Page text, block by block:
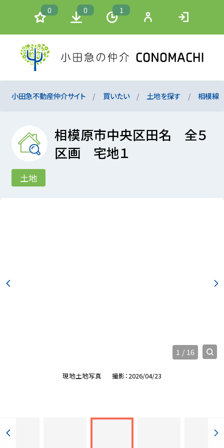
0 0 1
小田急不動産仲介サイト 買いたい 土地を探す 相模線
相模原市中央区田名 全５
区画 宅地１
土地
現地土地写真 撮影：2026/04/23
1 / 16